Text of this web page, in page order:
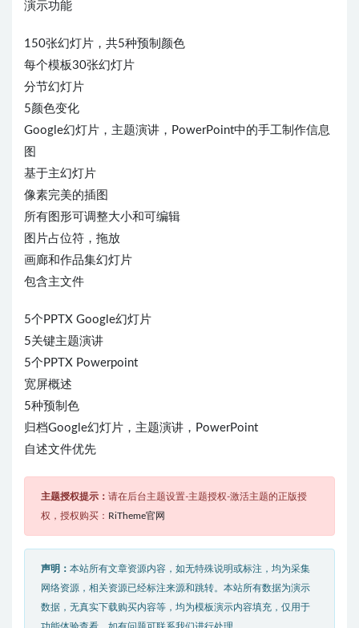
演示功能
150张幻灯片，共5种预制颜色
每个模板30张幻灯片
分节幻灯片
5颜色变化
Google幻灯片，主题演讲，PowerPoint中的手工制作信息
图
基于主幻灯片
像素完美的插图
所有图形可调整大小和可编辑
图片占位符，拖放
画廊和作品集幻灯片
包含主文件
5个PPTX Google幻灯片
5关键主题演讲
5个PPTX Powerpoint
宽屏概述
5种预制色
归档Google幻灯片，主题演讲，PowerPoint
自述文件优先
主题授权提示： 请在后台主题设置-主题授权-激活主题的正版授
权，授权购买： RiTheme官网
声明： 本站所有文章资源内容，如无特殊说明或标注，均为采集
网络资源，相关资源已经标注来源和跳转。本站所有数据为演示
数据，无真实下载购买内容等，均为模板演示内容填充，仅用于